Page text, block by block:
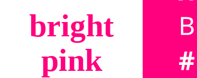
bright
pink